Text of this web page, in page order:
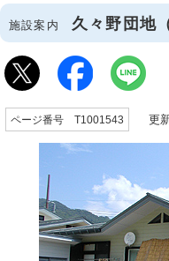
施設案内 久々野団地
ページ番号 T1001543 更新